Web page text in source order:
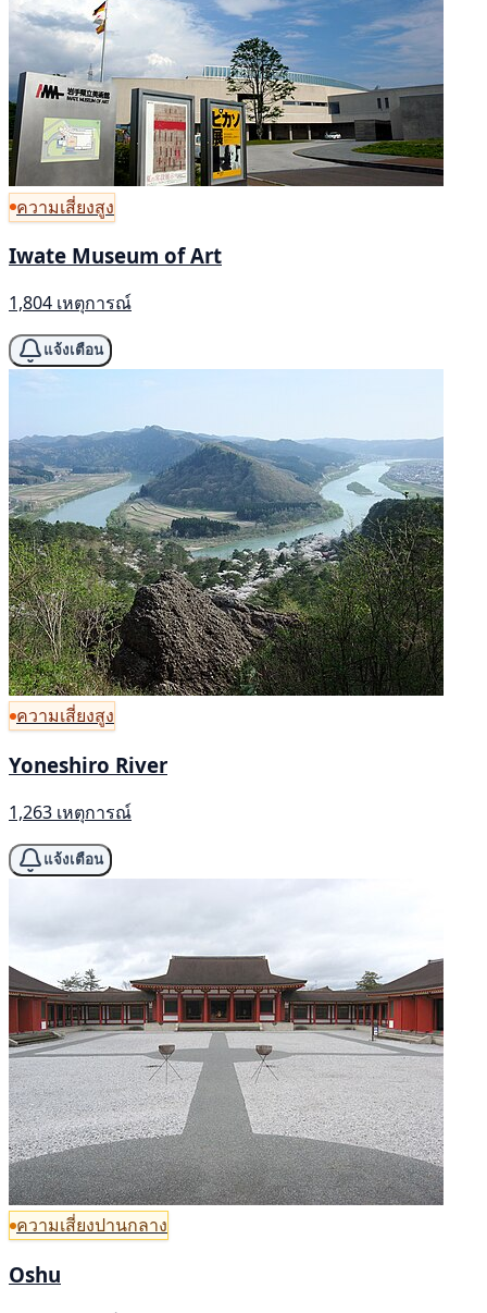
ความเสี่ยงสูง
Iwate Museum of Art
1,804 เหตุการณ์
แจ้งเตือน
ความเสี่ยงสูง
Yoneshiro River
1,263 เหตุการณ์
แจ้งเตือน
ความเสี่ยงปานกลาง
Oshu